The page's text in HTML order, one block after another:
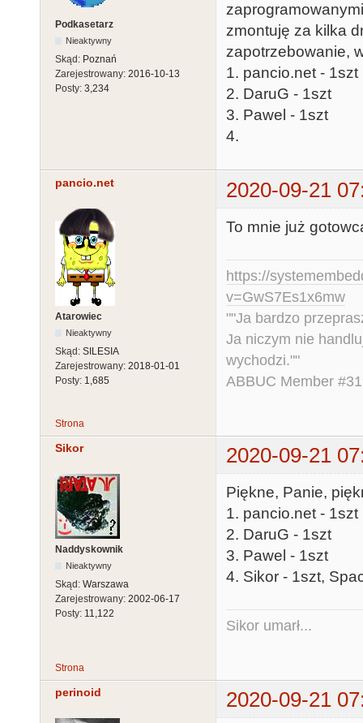
Podkasetarz
Nieaktywny
Skąd: Poznań
Zarejestrowany: 2016-10-13
Posty: 3,234
zmontuję za kilka
zapotrzebowanie,
1. pancio.net - 1szt
2. DaruG - 1szt
3. Pawel - 1szt
4.
pancio.net 2020-09-21
Atarowiec
Nieaktywny
Skąd: SILESIA
Zarejestrowany: 2018-01-01
Posty: 1,685
To mnie już
https://
v=GwS7Es1x6mw
""Ja bardzo
Ja niczym nie
wychodzi.""
ABBUC Member
Strona
Sikor 2020-09-21
Naddyskownik
Nieaktywny
Skąd: Warszawa
Zarejestrowany: 2002-06-17
Posty: 11,122
Piękne, Panie,
1. pancio.net - 1szt
2. DaruG - 1szt
3. Pawel - 1szt
4. Sikor - 1szt,
Sikor umarł...
Strona
perinoid 2020-09-21